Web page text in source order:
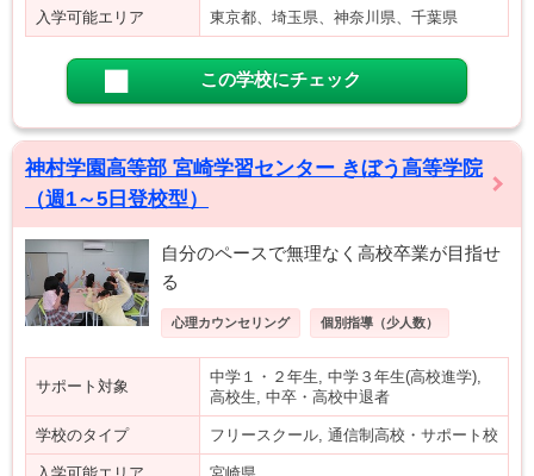
入学可能エリア 東京都、埼玉県、神奈川県、千葉県
この学校にチェック
神村学園高等部 宮崎学習センター きぼう高等学院
（週1～5日登校型）
自分のペースで無理なく高校卒業が目指せ
る
心理カウンセリング 個別指導（少人数）
サポート対象
中学１・２年生, 中学３年生(高校進学),
高校生, 中卒・高校中退者
学校のタイプ フリースクール, 通信制高校・サポート校